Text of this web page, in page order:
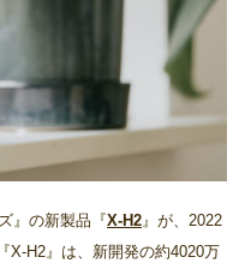
』の新製品『X-H2 』が、2022
X-H2』は、新開発の約4020万